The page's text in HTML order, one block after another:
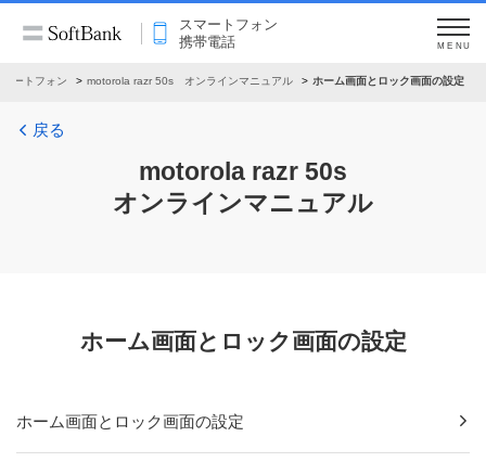
スマートフォン
携帯電話
MENU
マートフォン motorola razr 50s オンラインマニュアル ホーム画面とロック画面の設定
戻る
motorola razr 50s
オンラインマニュアル
ホーム画面とロック画面の設定
ホーム画面とロック画面の設定